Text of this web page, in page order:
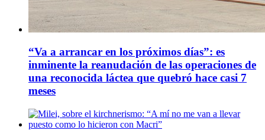
“Va a arrancar en los próximos días”: es
inminente la reanudación de las operaciones de
una reconocida láctea que quebró hace casi 7
meses